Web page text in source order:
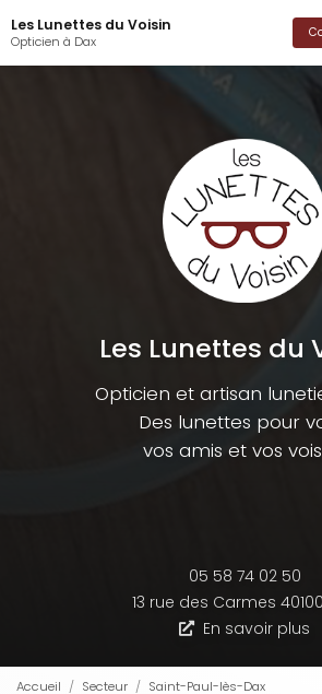
au
contenu
principal
Les Lunettes du Voisin
Opticien à Dax
Les Lunettes du
Opticien et artisan
Des lunettes pour
vos amis et vos
05 58 74 02 50
13 rue des Carmes
En savoir plus
Accueil Secteur
Saint-Paul-lès-Dax